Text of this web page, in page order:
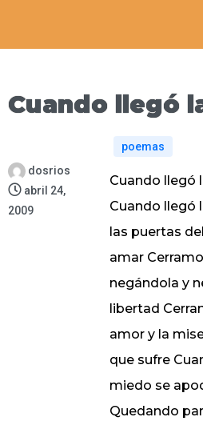
Cuando llegó
dosrios
abril 24,
2009
poemas
Cuando llegó
Cuando llegó
las puertas
amar
negándola y
libertad
amor y la
que sufre
miedo se
Quedando